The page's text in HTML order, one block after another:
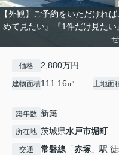
【外観】ご予約をいただけれ
めて見たい』『1件だけ見た
価格 2,880万円
建物面積111.16㎡ 土地面
築年数 新築
所在地 茨城県水戸市堀町
交通 常磐線 「赤塚 」駅